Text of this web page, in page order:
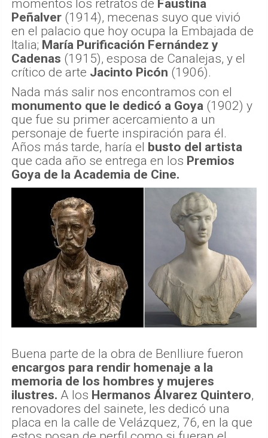
momentos los retratos de Faustina
Peñalver (1914), mecenas suyo que vivió
en el palacio que hoy ocupa la Embajada de
Italia; María Purificación Fernández y
Cadenas (1915), esposa de Canalejas, y el
crítico de arte Jacinto Picón (1906).
Nada más salir nos encontramos con el
monumento que le dedicó a Goya (1902) y
que fue su primer acercamiento a un
personaje de fuerte inspiración para él.
Años más tarde, haría el busto del artista
que cada año se entrega en los Premios
Goya de la Academia de Cine.
Buena parte de la obra de Benlliure fueron
encargos para rendir homenaje a la
memoria de los hombres y mujeres
ilustres. A los Hermanos Álvarez Quintero,
renovadores del sainete, les dedicó una
placa en la calle de Velázquez, 76, en la que